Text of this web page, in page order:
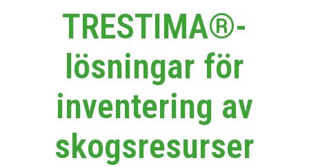
TRESTIMA®-
lösningar för
inventering av
skogsresurser